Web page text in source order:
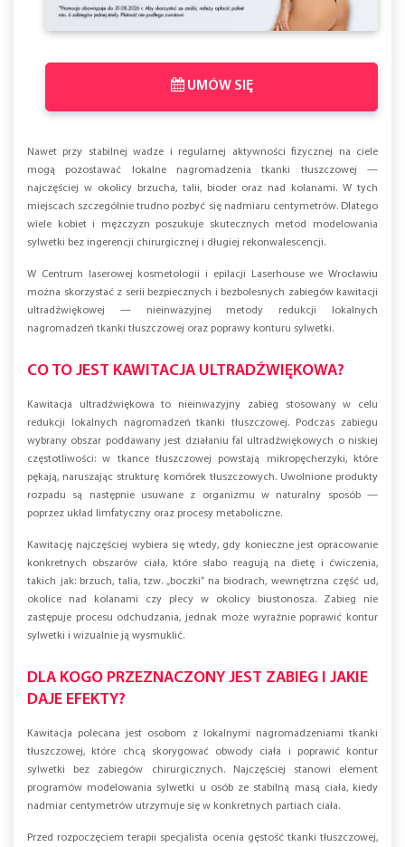
UMÓW SIĘ
Nawet przy stabilnej wadze i regularnej aktywności fizycznej na ciele
mogą pozostawać lokalne nagromadzenia tkanki tłuszczowej —
najczęściej w okolicy brzucha, talii, bioder oraz nad kolanami. W tych
miejscach szczególnie trudno pozbyć się nadmiaru centymetrów. Dlatego
wiele kobiet i mężczyzn poszukuje skutecznych metod modelowania
sylwetki bez ingerencji chirurgicznej i długiej rekonwalescencji.
W Centrum laserowej kosmetologii i epilacji Laserhouse we Wrocławiu
można skorzystać z serii bezpiecznych i bezbolesnych zabiegów kawitacji
ultradźwiękowej — nieinwazyjnej metody redukcji lokalnych
nagromadzeń tkanki tłuszczowej oraz poprawy konturu sylwetki.
CO TO JEST KAWITACJA ULTRADŹWIĘKOWA?
Kawitacja ultradźwiękowa to nieinwazyjny zabieg stosowany w celu
redukcji lokalnych nagromadzeń tkanki tłuszczowej. Podczas zabiegu
wybrany obszar poddawany jest działaniu fal ultradźwiękowych o niskiej
częstotliwości: w tkance tłuszczowej powstają mikropęcherzyki, które
pękają, naruszając strukturę komórek tłuszczowych. Uwolnione produkty
rozpadu są następnie usuwane z organizmu w naturalny sposób —
poprzez układ limfatyczny oraz procesy metaboliczne.
Kawitację najczęściej wybiera się wtedy, gdy konieczne jest opracowanie
konkretnych obszarów ciała, które słabo reagują na dietę i ćwiczenia,
takich jak: brzuch, talia, tzw. „boczki” na biodrach, wewnętrzna część ud,
okolice nad kolanami czy plecy w okolicy biustonosza. Zabieg nie
zastępuje procesu odchudzania, jednak może wyraźnie poprawić kontur
sylwetki i wizualnie ją wysmuklić.
DLA KOGO PRZEZNACZONY JEST ZABIEG I JAKIE
DAJE EFEKTY?
Kawitacja polecana jest osobom z lokalnymi nagromadzeniami tkanki
tłuszczowej, które chcą skorygować obwody ciała i poprawić kontur
sylwetki bez zabiegów chirurgicznych. Najczęściej stanowi element
programów modelowania sylwetki u osób ze stabilną masą ciała, kiedy
nadmiar centymetrów utrzymuje się w konkretnych partiach ciała.
Przed rozpoczęciem terapii specjalista ocenia gęstość tkanki tłuszczowej,